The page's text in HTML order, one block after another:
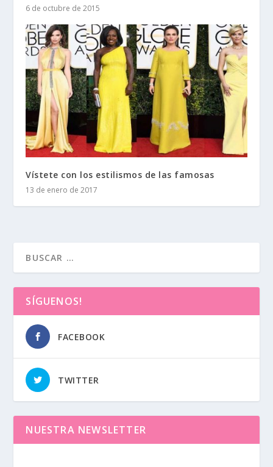
6 de octubre de 2015
Vístete con los estilismos de las famosas
13 de enero de 2017
SÍGUENOS!
FACEBOOK
TWITTER
NUESTRA NEWSLETTER